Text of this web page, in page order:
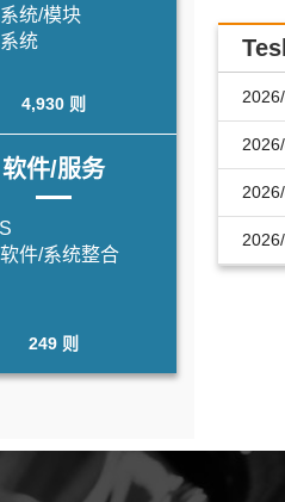
统/模块
统
4,930 则
软件/服务
件/系统整合
249 则